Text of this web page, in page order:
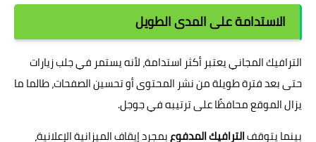
الاستدامة على المدى الطويل
الترافيك المجاني يعتبر أكثر استدامة، لأنه يستمر في جلب زيارات
حتى بعد فترة طويلة من نشر المحتوى أو تحسين الصفحات، طالما ما
يزال الموقع محافظًا على ترتيبه في جوجل.
بينما يتوقفالترافيك المدفوعبمجرد إيقاف الميزانية الإعلانية،